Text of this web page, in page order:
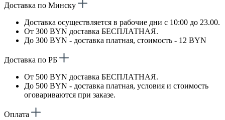
Доставка по Минску
Доставка осуществляется в рабочие дни с 10:00 до 23.00.
От 300 BYN доставка БЕСПЛАТНАЯ.
До 300 BYN - доставка платная, стоимость - 12 BYN
Доставка по РБ
От 500 BYN доставка БЕСПЛАТНАЯ.
До 500 BYN - доставка платная, условия и стоимость
оговариваются при заказе.
Оплата